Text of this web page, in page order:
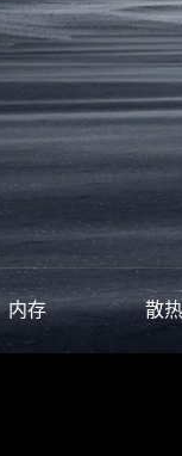
内存 散